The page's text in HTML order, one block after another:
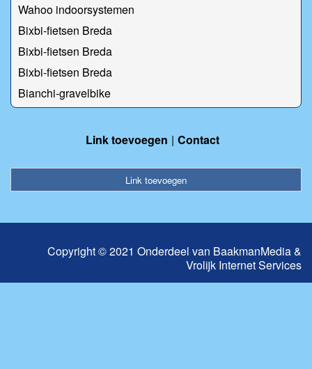
Wahoo indoorsystemen
Bixbi-fietsen Breda
Bixbi-fietsen Breda
Bixbi-fietsen Breda
Bianchi-gravelbike
Link toevoegen Contact
Link toevoegen
Copyright © 2021 Onderdeel van BaakmanMedia&
Vrolijk Internet Services